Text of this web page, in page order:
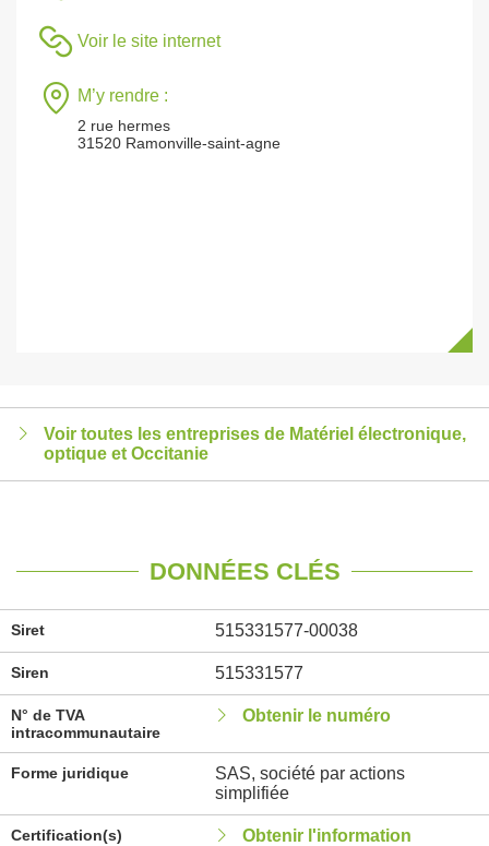
Voir le site internet
M’y rendre :
2 rue hermes
31520 Ramonville-saint-agne
Voir toutes les entreprises de Matériel électronique,
optique et Occitanie
DONNÉES CLÉS
Siret 515331577-00038
Siren 515331577
N° de TVA
intracommunautaire
Obtenir le numéro
Forme juridique
SAS, société par actions
simplifiée
Certification(s) Obtenir l'information